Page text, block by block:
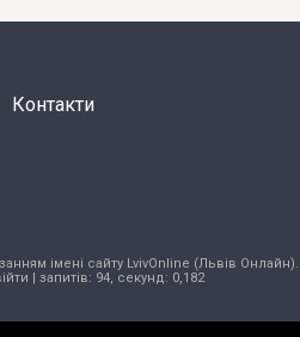
Контакти
імені сайту LvivOnline (Львів Онлайн).
| запитів: 94, секунд: 0,182